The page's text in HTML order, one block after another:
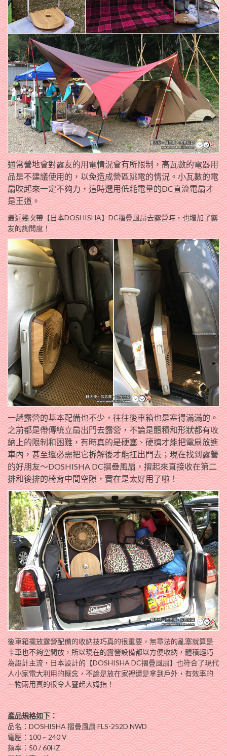
通常營地會對露友的用電情況會有所限制，高瓦數的電器用
品是不建議使用的，以免造成營區跳電的情況。小瓦數的電
扇吹起來一定不夠力，這時選用低耗電量的DC直流電扇才
是王道。
最近幾次帶【日本DOSHISHA】DC摺疊風扇去露營時，也增加了露
友的詢問度！
一趟露營的基本配備也不少，往往後車箱也是塞得滿滿的。
之前都是帶傳統立扇出門去露營，不論是體積和形狀都有收
納上的限制和困難，有時真的是硬塞、硬擠才能把電扇放進
車內，甚至還必需把它拆解後才能扛出門去；現在找到露營
的好朋友～DOSHISHA DC摺疊風扇，摺起來直接收在第二
排和後排的椅背中間空隙，實在是太好用了啦！
後車箱擺放露營配備的收納技巧真的很重要，無章法的亂塞就算是
卡車也不夠空間放，所以現在的露營設備都以方便收納，體積輕巧
為設計主流，日本設計的【DOSHISHA DC摺疊風扇】也符合了現代
人小家電大利用的概念，不論是放在家裡還是拿到戶外，有效率的
一物兩用真的很令人豎起大姆指！
產品規格如下：
品名：DOSHISHA 摺疊風扇 FLS-252D NWD
電壓：100 ~ 240 V
頻率：50 / 60HZ